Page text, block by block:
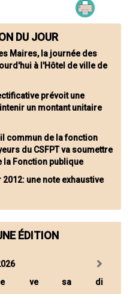
DU JOUR
Maires, la journée des
à l'Hôtel de ville de
prévoit une
un montant unitaire
commun de la fonction
du CSFPT va soumettre
Fonction publique
une note exhaustive
ÉDITION
ve sa
di